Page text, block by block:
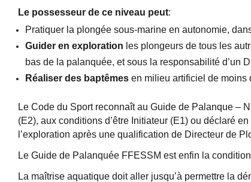
Le possesseur de ce niveau peut:
Pratiquer la plongée sous-marine en autonomie,
Guider en exploration les plongeurs de tous les
bas de la palanquée, et sous la responsabilité d’un
Réaliser des baptêmes en milieu artificiel de moins
Le Code du Sport reconnaît au Guide de Palanque –
(E2), aux conditions d’être Initiateur (E1) ou déclaré
l’exploration après une qualification de Directeur de
Le Guide de Palanquée FFESSM est enfin la
La maîtrise aquatique doit aller jusqu’à permettre la